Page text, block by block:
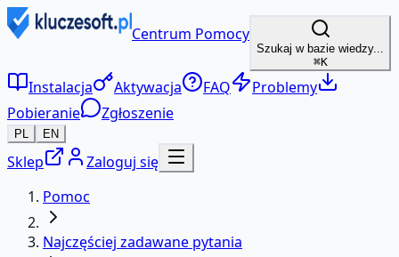
Centrum Pomocy
Szukaj w bazie wiedzy...
⌘K
Instalacja Aktywacja FAQ
Problemy
Pobieranie
Zgłoszenie
PL EN
Sklep
Zaloguj się
Pomoc
Najczęściej zadawane pytania